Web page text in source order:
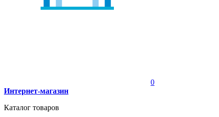
0
Интернет-магазин
Каталог товаров